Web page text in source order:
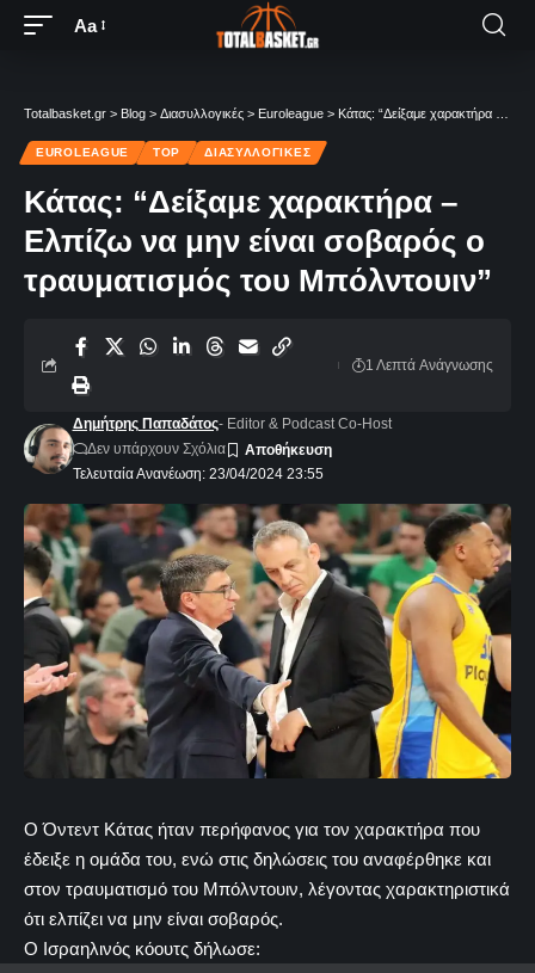
Aa
Totalbasket.gr > Blog > Διασυλλογικές > Euroleague > Κάτας: “Δείξαμε χαρακτήρα – Ελπίζω να μην είναι σοβαρός ο τραυματισμός του Μπόλντουιν”
EUROLEAGUE TOP ΔΙΑΣΥΛΛΟΓΙΚΈΣ
Κάτας: “Δείξαμε χαρακτήρα –
Ελπίζω να μην είναι σοβαρός ο
τραυματισμός του Μπόλντουιν”
Τελευταία Ανανέωση: 23/04/2024 23:55
Δημήτρης Παπαδάτος- Editor & Podcast Co-Host
Δεν υπάρχουν Σχόλια
1 Λεπτά Aνάγνωσης
Ο Όντεντ Κάτας ήταν περήφανος για τον χαρακτήρα που
έδειξε η ομάδα του, ενώ στις δηλώσεις του αναφέρθηκε και
στον τραυματισμό του Μπόλντουιν, λέγοντας χαρακτηριστικά
ότι ελπίζει να μην είναι σοβαρός.
Ο Ισραηλινός κόουτς δήλωσε: